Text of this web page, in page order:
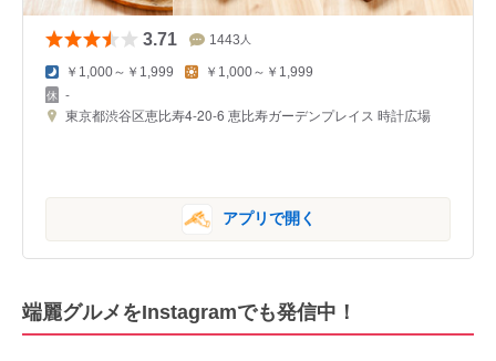
3.71 1443 人
￥1,000～￥1,999 ￥1,000～￥1,999
-
東京都渋谷区恵比寿4-20-6 恵比寿ガーデンプレイス 時計広場
アプリで開く
端麗グルメをInstagramでも発信中！